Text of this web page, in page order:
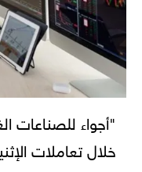
"أجواء للصناعات
خلال تعاملات